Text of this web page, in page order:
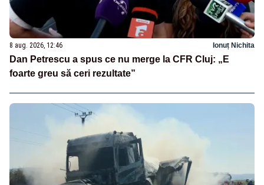
8 aug. 2026, 12:46 Ionuț Nichita
Dan Petrescu a spus ce nu merge la CFR Cluj: „E
foarte greu să ceri rezultate”